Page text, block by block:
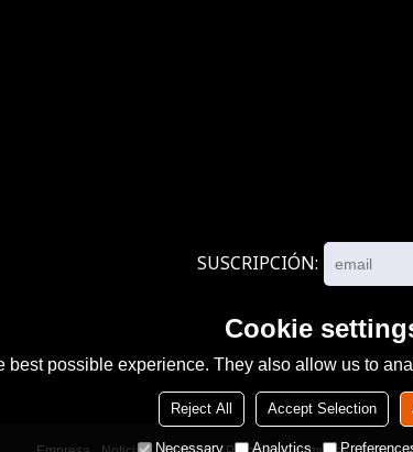
SUSCRIPCIÓN
Cookie
possible experience. They also allow us to
Reject All Accept Selection
Necessary Analytics